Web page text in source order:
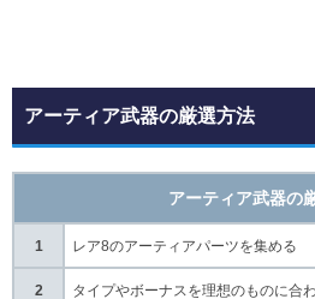
アーティア武器の厳選方法
アーティア武器の
1 レア8のアーティアパーツを集める
2 タイプやボーナスを理想のものに合